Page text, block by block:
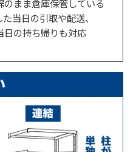
まま倉庫保管している
当日の引取や配送、
日の持ち帰りも対応